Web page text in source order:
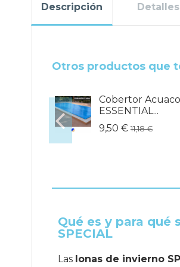
Descripción
Otros productos que
Cobertor
ESSENTIAL...
9,50 € 11,18 €
Qué es y para qué
SPECIAL
Las lonas de invierno